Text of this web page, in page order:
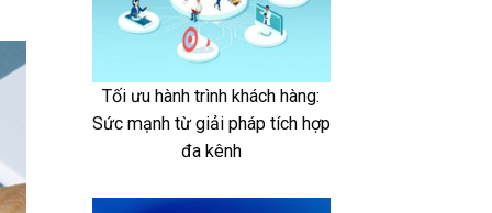
Tối ưu hành trình khách hàng:
Sức mạnh từ giải pháp tích hợp
đa kênh